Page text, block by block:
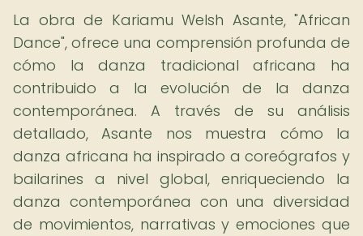
La obra de Kariamu Welsh Asante, "African
Dance", ofrece una comprensión profunda de
cómo la danza tradicional africana ha
contribuido a la evolución de la danza
contemporánea. A través de su análisis
detallado, Asante nos muestra cómo la
danza africana ha inspirado a coreógrafos y
bailarines a nivel global, enriqueciendo la
danza contemporánea con una diversidad
de movimientos, narrativas y emociones que